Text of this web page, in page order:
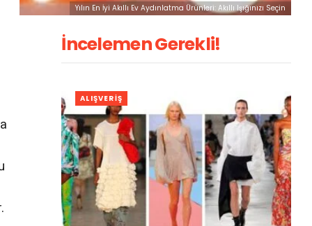
Yılın En İyi Akıllı Ev Aydınlatma Ürünleri: Akıllı Işığınızı Seçin
İncelemen Gerekli!
ALIŞVERIŞ